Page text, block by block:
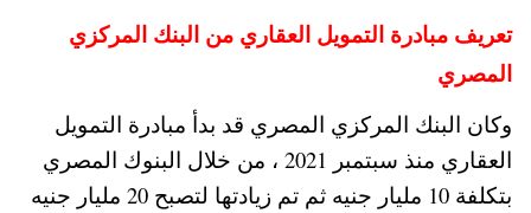
تعريف مبادرة التمويل العقاري من البنك المركزي
المصري
وكان البنك المركزي المصري قد بدأ مبادرة التمويل
العقاري منذ سبتمبر 2021 ، من خلال البنوك المصري
بتكلفة 10 مليار جنيه ثم تم زيادتها لتصبح 20 مليار جنيه